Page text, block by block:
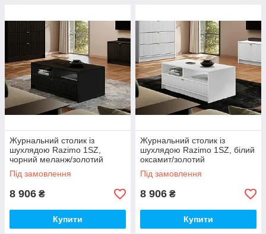
Журнальний столик із
шухлядою Razimo 1SZ,
чорний меланж/золотий
Під замовлення
8 906 ₴
Купити
Журнальний столик із
шухлядою Razimo 1SZ, білий
оксамит/золотий
Під замовлення
8 906 ₴
Купити